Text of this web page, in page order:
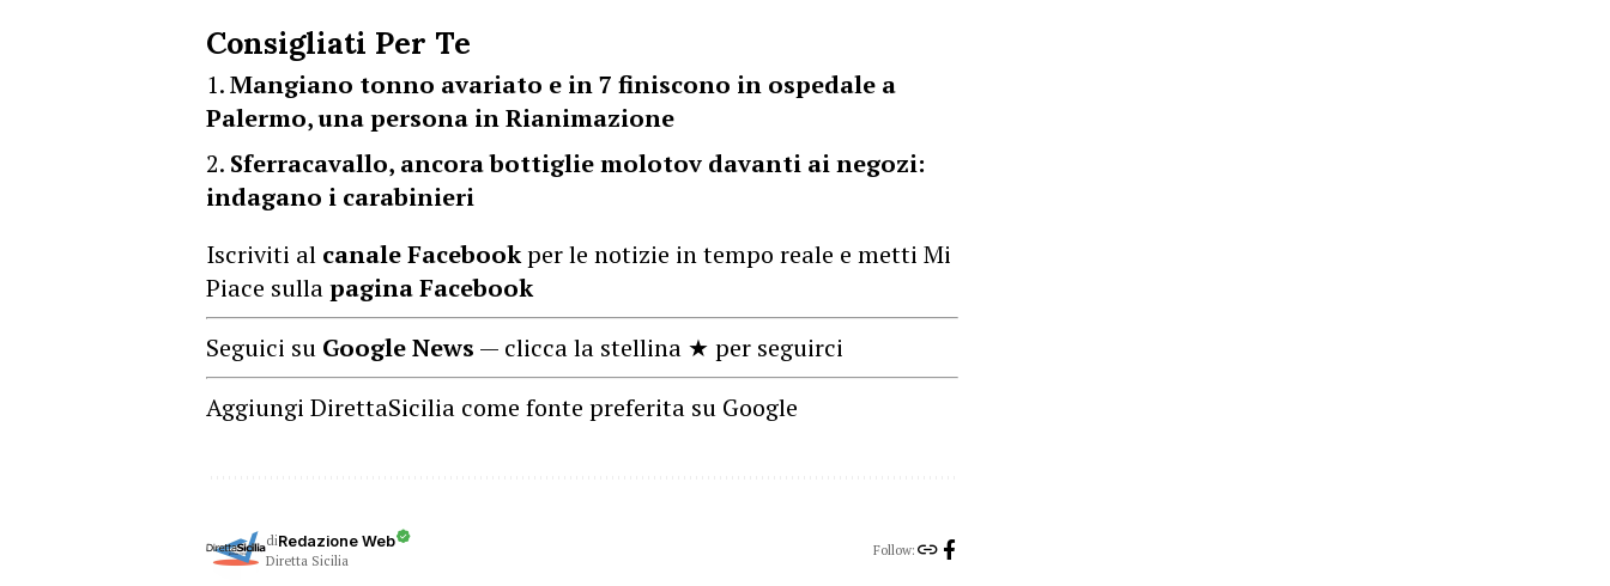
Consigliati Per Te
Mangiano tonno avariato e in 7 finiscono in ospedale a
Palermo, una persona in Rianimazione
Sferracavallo, ancora bottiglie molotov davanti ai negozi:
indagano i carabinieri
Iscriviti al canale Facebookper le notizie in tempo reale e metti Mi
Piace sullapagina Facebook
Seguici su Google News — clicca la stellina ★ per seguirci
Aggiungi DirettaSicilia come fonte preferita su Google
diRedazione Web
Diretta Sicilia
Follow: